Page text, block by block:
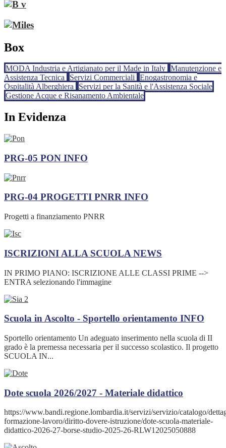
Box
MODA Industria e Artigianato per il Made in Italy Manutenzione e
Assistenza Tecnica
Servizi Commerciali Enogastronomia e
Ospitalità Alberghiera
Servizi per la Sanità e l'Assistenza Sociale
Gestione Acque e Risanamento Ambientale
In Evidenza
PRG-05 PON INFO
PRG-04 PROGETTI PNRR INFO
Progetti a finanziamento PNRR
ISCRIZIONI ALLA SCUOLA NEWS
IN PRIMO PIANO: ISCRIZIONE ALLE CLASSI PRIME -->
ENTRA selezionando l'immagine
Scuola in Ascolto - Sportello orientamento INFO
Sportello orientamento Un adeguato inserimento nella scuola di II
grado è la premessa necessaria per il successo scolastico. Il progetto
SCUOLA IN...
Dote scuola 2026/2027 - Materiale didattico
https://www.bandi.regione.lombardia.it/servizi/servizio/catalogo/
formazione-lavoro/diritto-dovere-istruzione/dote-scuola-materiale-
didattico-2026-27-borse-studio-2025-26-RLW12025050888